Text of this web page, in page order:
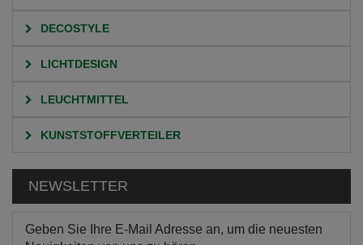
DECOSTYLE
LICHTDESIGN
LEUCHTMITTEL
KUNSTSTOFFVERTEILER
NEWSLETTER
Geben Sie Ihre E-Mail Adresse an, um die neuesten